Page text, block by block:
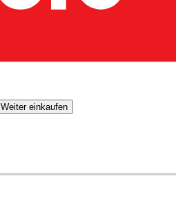
Weiter einkaufen